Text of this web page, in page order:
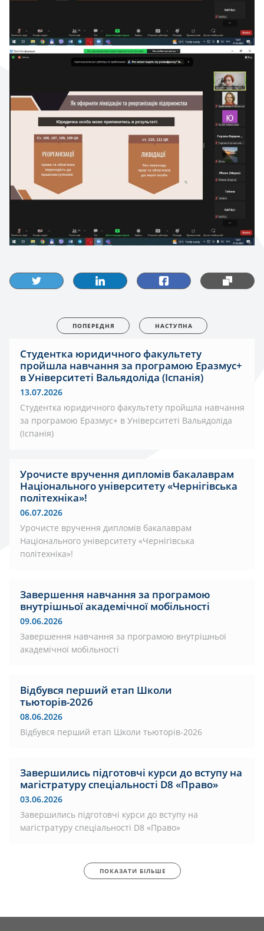
ПОПЕРЕДНЯ НАСТУПНА
Студентка юридичного факультету
пройшла навчання за програмою Еразмус+
в Університеті Вальядоліда (Іспанія)
13.07.2026
Студентка юридичного факультету пройшла навчання
за програмою Еразмус+ в Університеті Вальядоліда
(Іспанія)
Урочисте вручення дипломів бакалаврам
Національного університету «Чернігівська
політехніка»!
06.07.2026
Урочисте вручення дипломів бакалаврам
Національного університету «Чернігівська
політехніка»!
Завершення навчання за програмою
внутрішньої академічної мобільності
09.06.2026
Завершення навчання за програмою внутрішньої
академічної мобільності
Відбувся перший етап Школи
тьюторів-2026
08.06.2026
Відбувся перший етап Школи тьюторів-2026
Завершились підготовчі курси до вступу на
магістратуру спеціальності D8 «Право»
03.06.2026
Завершились підготовчі курси до вступу на
магістратуру спеціальності D8 «Право»
ПОКАЗАТИ БІЛЬШЕ